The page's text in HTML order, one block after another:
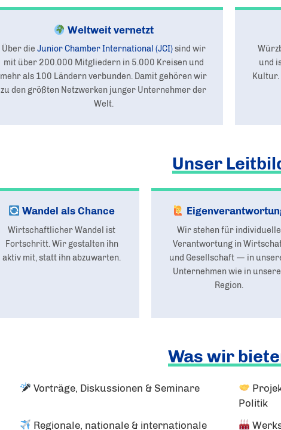
Weltweit vernetzt
Über die Junior Chamber International (JCI)sind wir
mit über 200.000 Mitgliedern in 5.000 Kreisen und
mehr als 100 Ländern verbunden. Damit gehören wir
zu den größten Netzwerken junger Unternehmer der
Welt.
und
Kultur.
Unser
Wandel als Chance
Wirtschaftlicher Wandel ist
Fortschritt. Wir gestalten ihn
aktiv mit, statt ihn abzuwarten.
Wir stehen für individuelle
Verantwortung in
und Gesellschaft — in
Unternehmen wie in
Region.
Was wir
Vorträge, Diskussionen & Seminare
Politik
Regionale, nationale & internationale